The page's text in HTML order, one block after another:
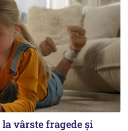
vârste fragede și